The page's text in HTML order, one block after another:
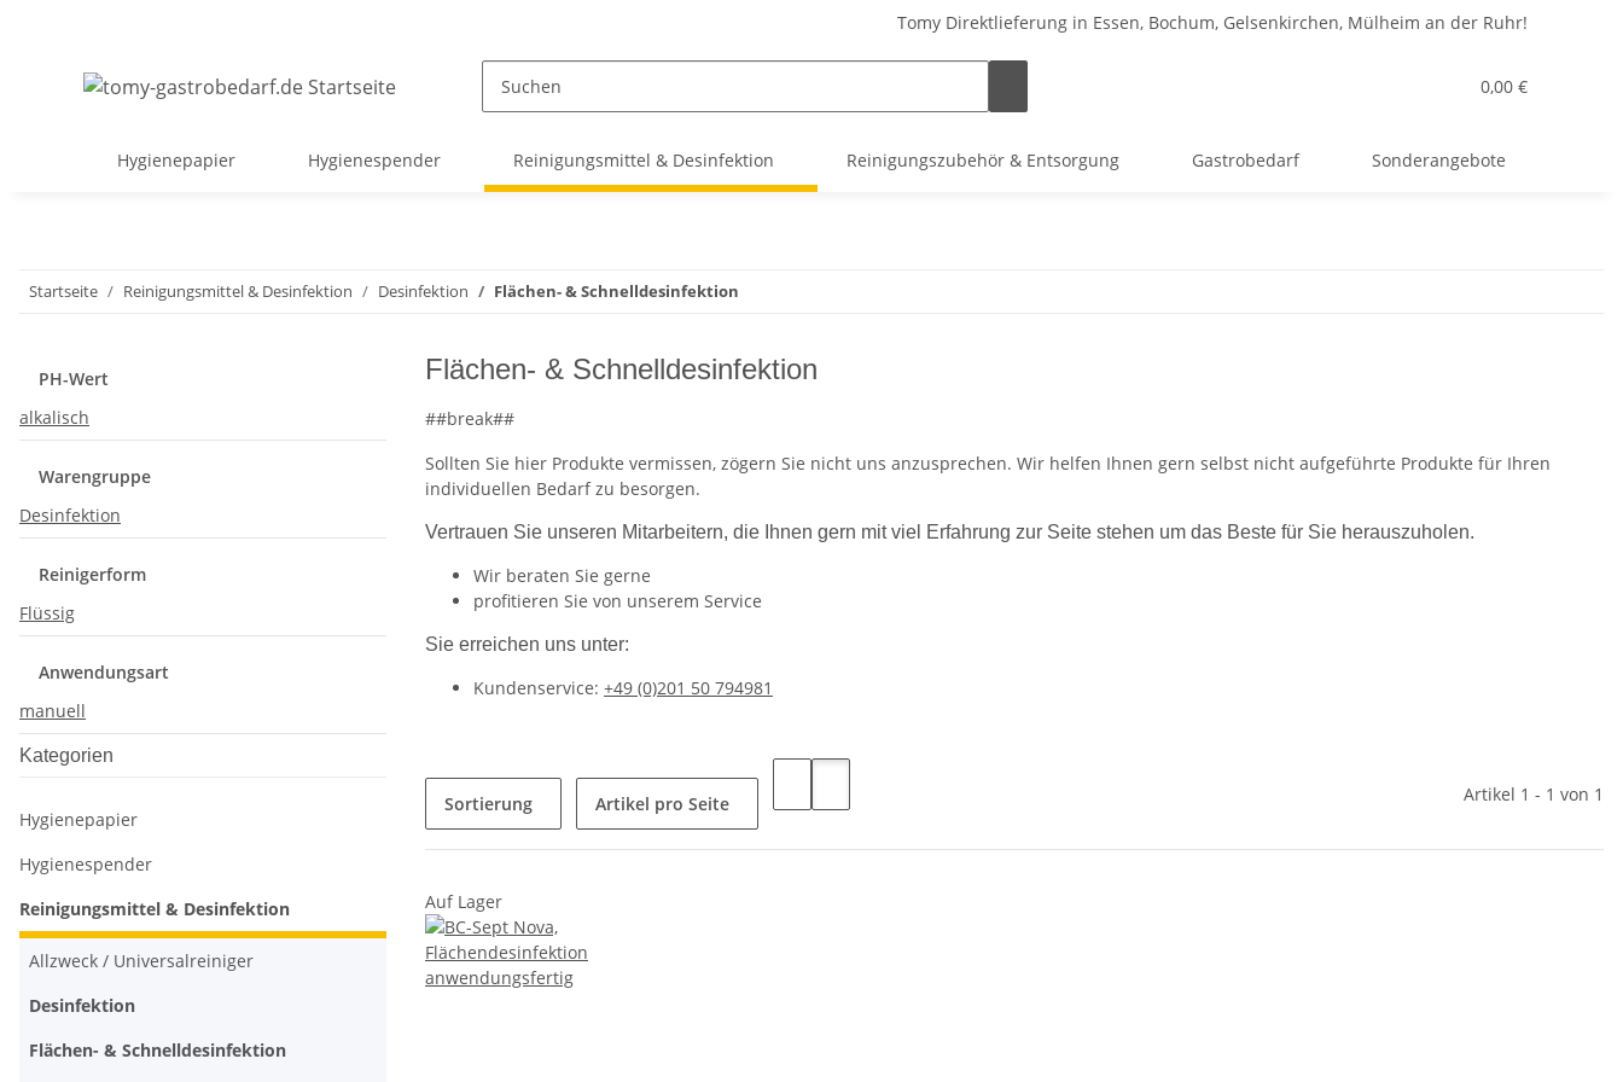
Tomy Direktlieferung in Essen, Bochum, Gelsenkirchen, Mülheim an der Ruhr!
0,00 €
Hygienepapier Hygienespender Reinigungsmittel & Desinfektion Reinigungszubehör & Entsorgung Gastrobedarf Sonderangebote
Startseite Reinigungsmittel & Desinfektion Desinfektion Flächen- & Schnelldesinfektion
Flächen- & Schnelldesinfektion
##break##
Sollten Sie hier Produkte vermissen, zögern Sie nicht uns anzusprechen. Wir helfen Ihnen gern selbst nicht aufgeführte Produkte für Ihren
individuellen Bedarf zu besorgen.
Vertrauen Sie unseren Mitarbeitern, die Ihnen gern mit viel Erfahrung zur Seite stehen um das Beste für Sie herauszuholen.
Wir beraten Sie gerne
profitieren Sie von unserem Service
Sie erreichen uns unter:
Kundenservice: +49 (0)201 50 794981
Sortierung Artikel pro Seite Artikel 1 - 1 von 1
Auf Lager
PH-Wert
alkalisch
Warengruppe
Desinfektion
Reinigerform
Flüssig
Anwendungsart
manuell
Kategorien
Hygienepapier
Hygienespender
Reinigungsmittel & Desinfektion
Allzweck / Universalreiniger
Desinfektion
Flächen- & Schnelldesinfektion